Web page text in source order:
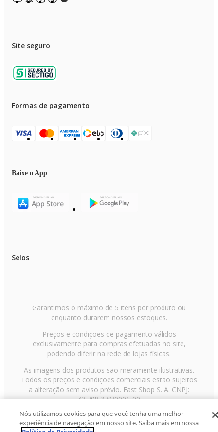
Site seguro
Formas de pagamento
Baixe o App
Selos
Garantimos o máximo de 5 itens por produto ou
enquanto durarem nossos estoques.
Preços e condições de pagamento válidos
exclusivamente para compras efetuadas no site,
podendo diferir na rede de lojas físicas.
As imagens dos produtos são meramente ilustrativas.
Todos os preços e condições comerciais estão sujeitos
a alteração sem aviso prévio. Fast Shop S. A. CNPJ:
43.708.379/0001-00
Avenida Zaki Narchi, nº 1650, sobreloja, Carandiru, São
Paulo/SP, CEP 02029-001, Telefone: 11 3003-3728 ©
Nós utilizamos cookies para que você tenha uma melhor
experiência de navegação em nosso site. Saiba mais em nossa